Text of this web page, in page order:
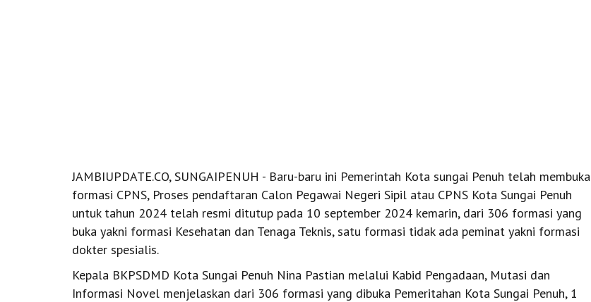
JAMBIUPDATE.CO, SUNGAIPENUH - Baru-baru ini Pemerintah Kota sungai Penuh telah membuka
formasi CPNS, Proses pendaftaran Calon Pegawai Negeri Sipil atau CPNS Kota Sungai Penuh
untuk tahun 2024 telah resmi ditutup pada 10 september 2024 kemarin, dari 306 formasi yang
buka yakni formasi Kesehatan dan Tenaga Teknis, satu formasi tidak ada peminat yakni formasi
dokter spesialis.
Kepala BKPSDMD Kota Sungai Penuh Nina Pastian melalui Kabid Pengadaan, Mutasi dan
Informasi Novel menjelaskan dari 306 formasi yang dibuka Pemeritahan Kota Sungai Penuh, 1